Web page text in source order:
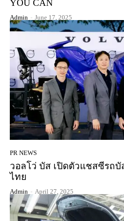
YOU CAN
Admin - June 17, 2025
PR NEWS
วอลโว่ บัส เปิดตัวแชสซีรถบั
ไทย
Admin - April 27, 2025